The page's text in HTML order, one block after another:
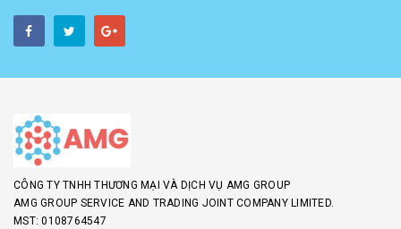
CÔNG TY TNHH THƯƠNG MẠI VÀ DỊCH VỤ AMG GROUP
AMG GROUP SERVICE AND TRADING JOINT COMPANY LIMITED.
MST: 0108764547